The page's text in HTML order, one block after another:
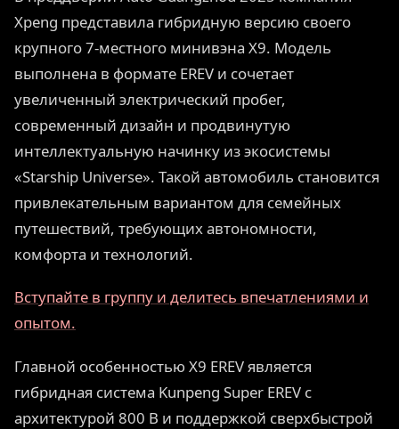
Xpeng представила гибридную версию своего
крупного 7-местного минивэна X9. Модель
выполнена в формате EREV и сочетает
увеличенный электрический пробег,
современный дизайн и продвинутую
интеллектуальную начинку из экосистемы
«Starship Universe». Такой автомобиль становится
привлекательным вариантом для семейных
путешествий, требующих автономности,
комфорта и технологий.
Вступайте в группу и делитесь впечатлениями и
опытом.
Главной особенностью X9 EREV является
гибридная система Kunpeng Super EREV с
архитектурой 800 В и поддержкой сверхбыстрой